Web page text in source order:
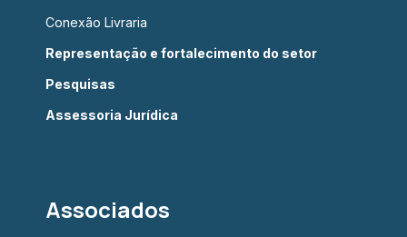
Conexão Livraria
Representação e fortalecimento do setor
Pesquisas
Assessoria Jurídica
Associados